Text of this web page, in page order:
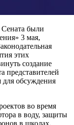
Сената были
3 мая,
этих
создание
представителей
для обсуждения
во время
в воду, защиты
в школах,